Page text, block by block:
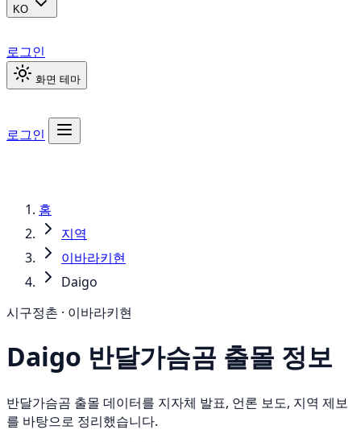
KO
로그인
화면 테마
로그인
홈
지역
이바라키현
Daigo
시구정촌 · 이바라키현
Daigo 반달가슴곰 출몰 정보
반달가슴곰 출몰 데이터를 지자체 발표, 언론 보도, 지역 제보
를 바탕으로 정리했습니다.